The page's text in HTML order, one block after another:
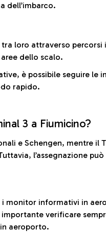
dell’imbarco.
loro attraverso percorsi
dello scalo.
è possibile seguire le
rapido.
3 a Fiumicino?
e Schengen, mentre il
l’assegnazione può
monitor informativi in
verificare
aeroporto.